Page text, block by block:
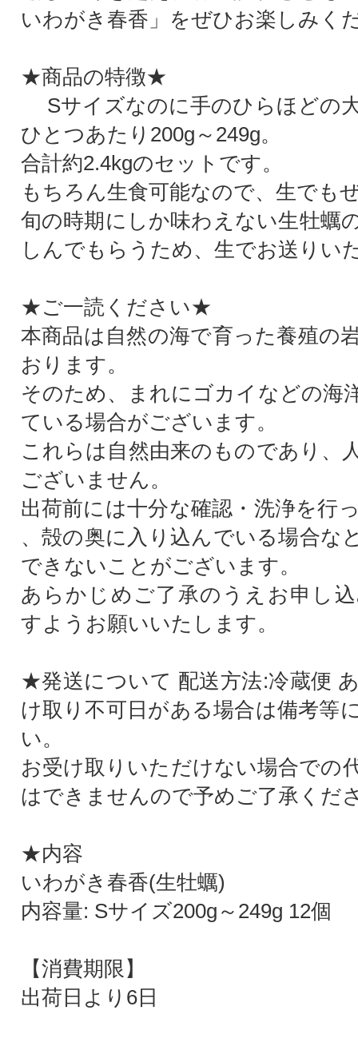
いわがき春香」をぜひお楽しみく
★商品の特徴★
Sサイズなのに手のひらほどの
ひとつあたり200g～249g。
合計約2.4kgのセットです。
もちろん生食可能なので、生でも
旬の時期にしか味わえない生牡蠣
しんでもらうため、生でお送りい
★ご一読ください★
本商品は自然の海で育った養殖の
おります。
そのため、まれにゴカイなどの海
ている場合がございます。
これらは自然由来のものであり、
ございません。
出荷前には十分な確認・洗浄を行
、殻の奥に入り込んでいる場合な
できないことがございます。
あらかじめご了承のうえお申し
すようお願いいたします。
★発送について 配送方法:冷蔵便
け取り不可日がある場合は備考等
い。
お受け取りいただけない場合での
はできませんので予めご了承くだ
★内容
いわがき春香(生牡蠣)
内容量: Sサイズ200g～249g 12個
【消費期限】
出荷日より6日